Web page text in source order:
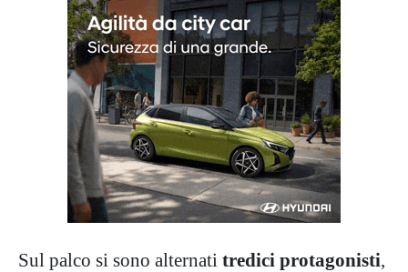
Sul palco si sono alternati tredici protagonisti,